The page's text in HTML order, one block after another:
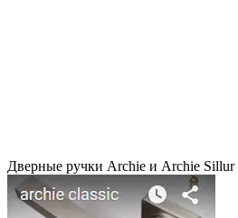
Дверные ручки Archie и Archie Sillur